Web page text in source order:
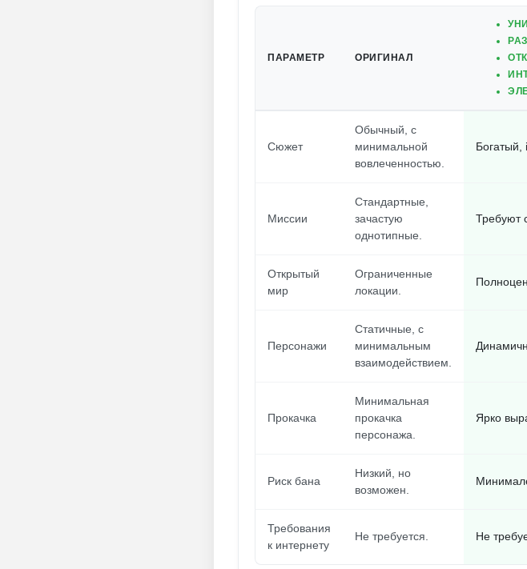
ПАРАМЕТР ОРИГИНАЛ
Сюжет
Обычный, с
минимальной
вовлеченностью.
Богатый,
Миссии
Стандартные,
зачастую
однотипные.
Требуют
Открытый
мир
Ограниченные
локации.
Персонажи
Статичные, с
минимальным
взаимодействием.
Прокачка
Минимальная
прокачка
персонажа.
Ярко
Риск бана
Низкий, но
возможен.
Требования
к интернету
Не требуется. Не